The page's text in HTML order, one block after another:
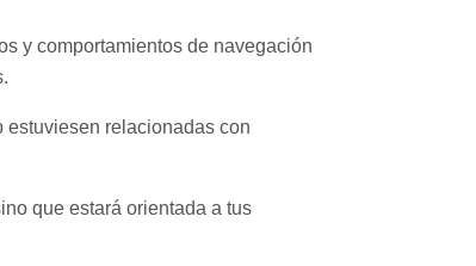
y comportamientos de navegación
estuviesen relacionadas con
que estará orientada a tus